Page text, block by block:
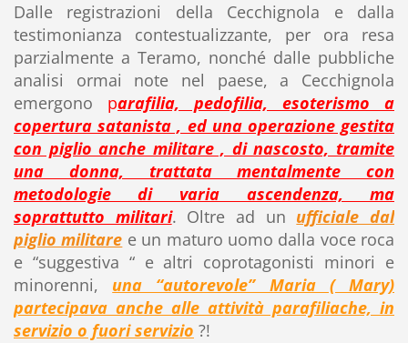
Dalle registrazioni della Cecchignola e dalla
testimonianza contestualizzante, per ora resa
parzialmente a Teramo, nonché dalle pubbliche
analisi ormai note nel paese, a Cecchignola
emergono parafilia, pedofilia, esoterismo a
copertura satanista , ed una operazione gestita
con piglio anche militare , di nascosto, tramite
una donna, trattata mentalmente con
metodologie di varia ascendenza, ma
soprattutto militari. Oltre ad un ufficiale dal
piglio militare e un maturo uomo dalla voce roca
e “suggestiva “ e altri coprotagonisti minori e
minorenni, una “autorevole” Maria ( Mary)
partecipava anche alle attività parafiliache, in
servizio o fuori servizio ?!